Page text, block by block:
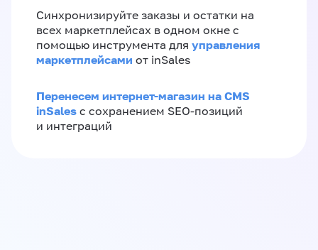
Синхронизируйте заказы и остатки на
всех маркетплейсах в одном окне с
помощью инструмента для управления
маркетплейсами от inSales
Перенесем интернет-магазин на CMS
inSales с сохранением SEO-позиций
и интеграций